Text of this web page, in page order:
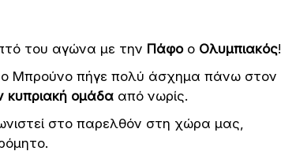
του αγώνα με την Πάφο ο Ολυμπιακός!
ο Μπρούνο πήγε πολύ άσχημα πάνω στον
κυπριακή ομάδα από νωρίς.
στο παρελθόν στη χώρα μας,